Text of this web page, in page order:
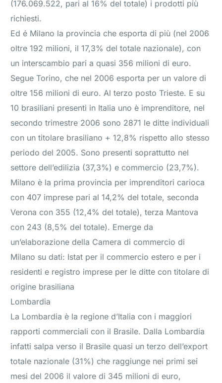
(176.069.522, pari al 16% del totale) i prodotti più
richiesti.
Ed é Milano la provincia che esporta di più (nel 2006
oltre 192 milioni, il 17,3% del totale nazionale), con
un interscambio pari a quasi 356 milioni di euro.
Segue Torino, che nel 2006 esporta per un valore di
oltre 156 milioni di euro. Al terzo posto Trieste. E su
10 brasiliani presenti in Italia uno è imprenditore, nel
secondo trimestre 2006 sono 2871 le ditte individuali
con un titolare brasiliano + 12,8% rispetto allo stesso
periodo del 2005. Sono presenti soprattutto nel
settore dell’edilizia (37,3%) e commercio (23,7%).
Milano è la prima provincia per imprenditori carioca
con 407 imprese pari al 14,2% del totale, seconda
Verona con 355 (12,4% del totale), terza Mantova
con 243 (8,5% del totale). Emerge da
un’elaborazione della Camera di commercio di
Milano su dati: Istat per il commercio estero e per i
residenti e registro imprese per le ditte con titolare di
origine brasiliana
Lombardia
La Lombardia è la regione d’Italia con i maggiori
rapporti commerciali con il Brasile. Dalla Lombardia
infatti salpa verso il Brasile quasi un terzo dell’export
totale nazionale (31%) che raggiunge nei primi sei
mesi del 2006 il valore di 345 milioni di euro,